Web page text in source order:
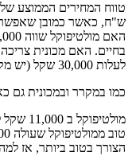
ש"ח, כאשר כמובן שאפשר
בחיים. האם מכונית
לעלות 30,000 שקל (יש מקררים כאלה…).
כמו במקרר ובמכונית גם
הצורך בטוב ביותר, אז